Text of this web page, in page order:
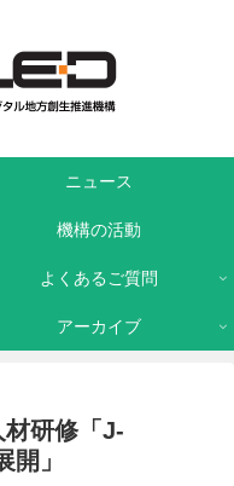
ニュース
機構の活動
よくあるご質問
アーカイブ
研修「J-
」